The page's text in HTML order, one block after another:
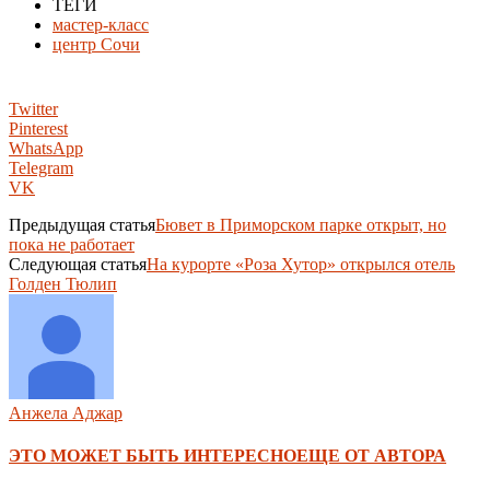
ТЕГИ
мастер-класс
центр Сочи
Twitter
Pinterest
WhatsApp
Telegram
VK
Предыдущая статьяБювет в Приморском парке открыт, но
пока не работает
Следующая статьяНа курорте «Роза Хутор» открылся отель
Голден Тюлип
Анжела Аджар
ЭТО МОЖЕТ БЫТЬ ИНТЕРЕСНОЕЩЕ ОТ АВТОРА